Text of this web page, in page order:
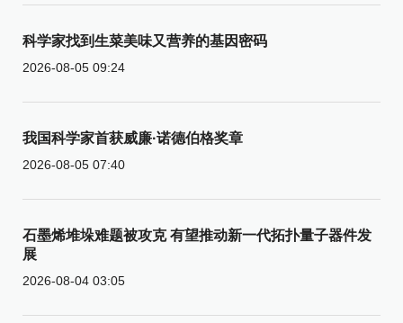
科学家找到生菜美味又营养的基因密码
2026-08-05 09:24
我国科学家首获威廉·诺德伯格奖章
2026-08-05 07:40
石墨烯堆垛难题被攻克 有望推动新一代拓扑量子器件发
展
2026-08-04 03:05